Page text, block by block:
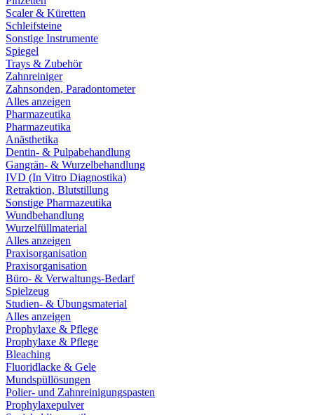
Scaler & Küretten
Schleifsteine
Sonstige Instrumente
Spiegel
Trays & Zubehör
Zahnreiniger
Zahnsonden, Paradontometer
Alles anzeigen
Pharmazeutika
Pharmazeutika
Anästhetika
Dentin- & Pulpabehandlung
Gangrän- & Wurzelbehandlung
IVD (In Vitro Diagnostika)
Retraktion, Blutstillung
Sonstige Pharmazeutika
Wundbehandlung
Wurzelfüllmaterial
Alles anzeigen
Praxisorganisation
Praxisorganisation
Büro- & Verwaltungs-Bedarf
Spielzeug
Studien- & Übungsmaterial
Alles anzeigen
Prophylaxe & Pflege
Prophylaxe & Pflege
Bleaching
Fluoridlacke & Gele
Mundspüllösungen
Polier- und Zahnreinigungspasten
Prophylaxepulver